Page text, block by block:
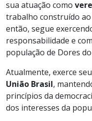
sua atuação como
trabalho construído ao
então, segue
responsabilidade e
população de Dores
Atualmente, exerce
União Brasil,
princípios da
dos interesses da